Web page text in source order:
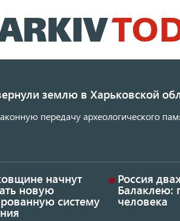
к
основному
землю в Харьковской
передачу археологического
начнут
новую
систему
Россия
Балаклею:
человека